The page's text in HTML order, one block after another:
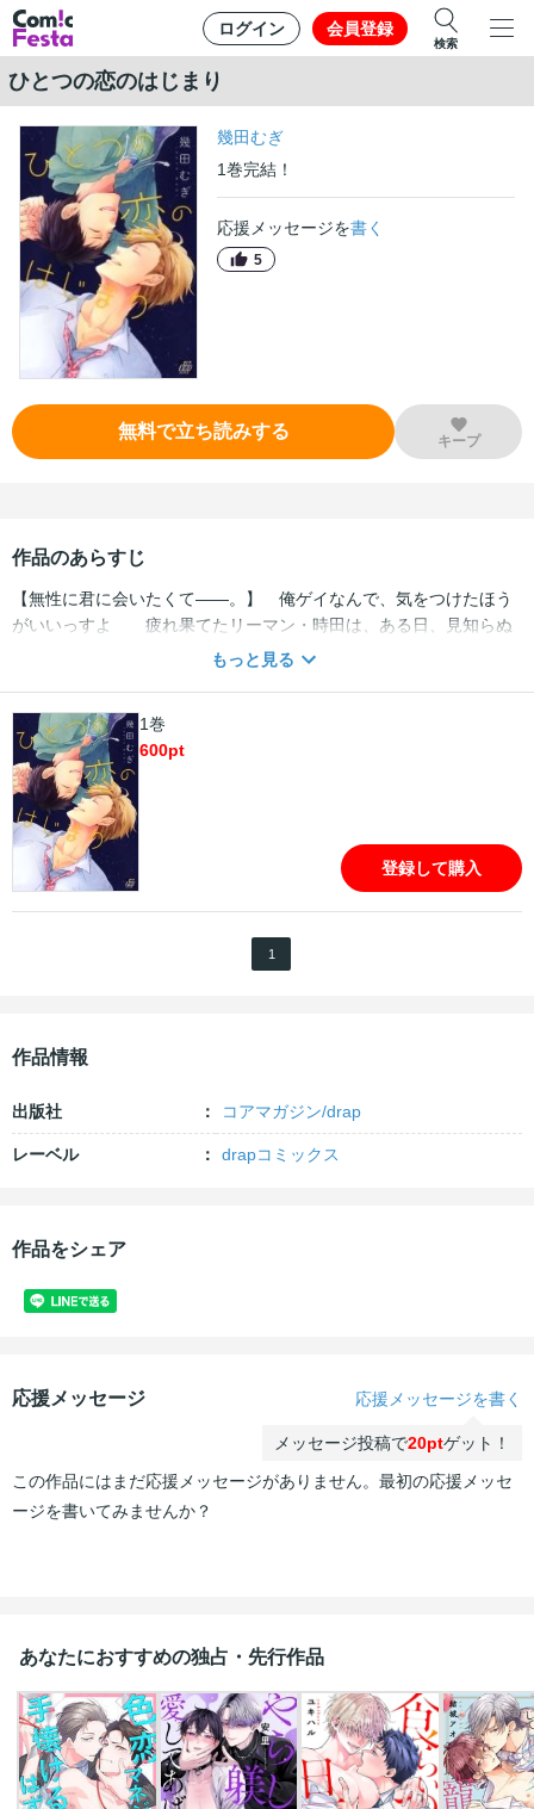
ログイン 会員登録
検索
ひとつの恋のはじまり
幾田むぎ
1巻完結！
応援メッセージを書く
5
無料で立ち読みする キープ
作品のあらすじ
【無性に君に会いたくて――。】 俺ゲイなんで、気をつけたほう
がいいっすよ 疲れ果てたリーマン・時田は、ある日、見知らぬ
青年・千葉に声をかけられる。ひょんな事から親密になっていく二
きなリ忠告され!?
もっと見る
1巻
600pt
登録して購入
1
作品情報
出版社 コアマガジン/drap
レーベル drapコミックス
作品をシェア
応援メッセージ 応援メッセージを書く
メッセージ投稿で20ptゲット！
この作品にはまだ応援メッセージがありません。最初の応援メッセ
ージを書いてみませんか？
あなたにおすすめの独占・先行作品